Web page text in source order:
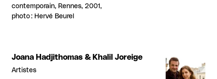
contemporain, Rennes, 2001,
photo : Hervé Beurel
Joana Hadjithomas & Khalil Joreige
Artistes